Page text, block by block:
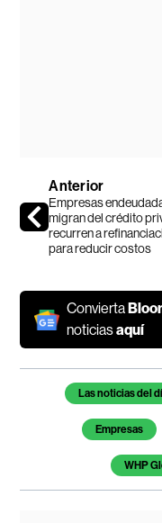
Anterior
Empresas
migran del crédito
recurren a
para reducir costos
Convierta
noticiasaquí
Temas de este
Las noticias del
Empresas
WHP